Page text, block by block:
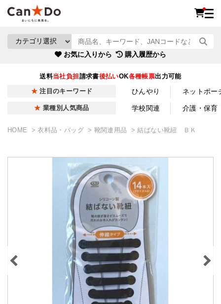
お気に入りから 購入履歴から
送料当社負担請求書後払いOK各種帳票出力可能
注目のキーワード ひんやり ネットポー
業種別人気商品 学校関連 介護・保育
HOME 衣料品・バッグ 靴関連用品 結ばない靴紐 ＢＫ